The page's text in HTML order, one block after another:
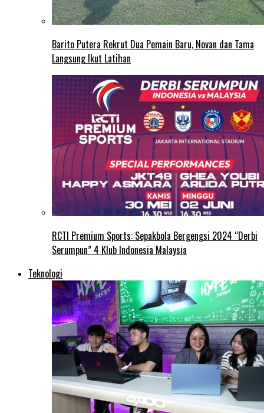
Barito Putera Rekrut Dua Pemain Baru, Novan dan Tama
Langsung Ikut Latihan
RCTI Premium Sports: Sepakbola Bergengsi 2024 “Derbi
Serumpun” 4 Klub Indonesia Malaysia
Teknologi